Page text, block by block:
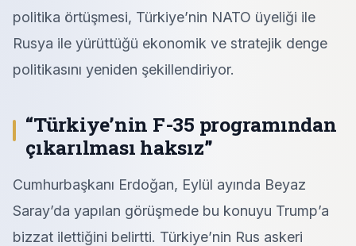
politika örtüşmesi, Türkiye’nin NATO üyeliği ile
Rusya ile yürüttüğü ekonomik ve stratejik denge
politikasını yeniden şekillendiriyor.
“Türkiye’nin F-35 programından
çıkarılması haksız”
Cumhurbaşkanı Erdoğan, Eylül ayında Beyaz
Saray’da yapılan görüşmede bu konuyu Trump’a
bizzat ilettiğini belirtti. Türkiye’nin Rus askeri